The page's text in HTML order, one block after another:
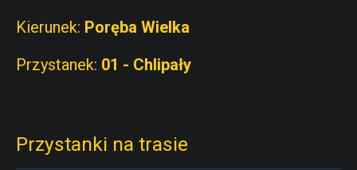
Kierunek: Poręba Wielka
Przystanek: 01 - Chlipały
Przystanki na trasie